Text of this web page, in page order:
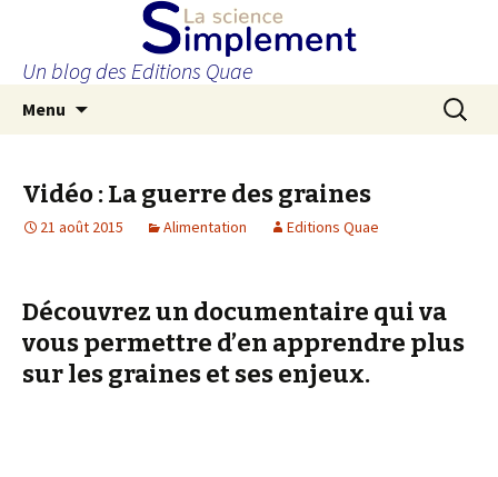
Un blog des Editions Quae
Menu
Vidéo : La guerre des graines
21 août 2015 Alimentation Editions Quae
Découvrez un documentaire qui va
vous permettre d’en apprendre plus
sur les graines et ses enjeux.